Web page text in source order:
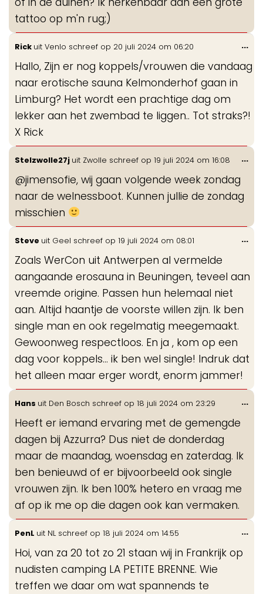
tattoo op m'n rug;)
Rick uit Venlo schreef op 20 juli 2024 om 06:20
Hallo, Zijn er nog koppels/vrouwen die vandaag
naar erotische sauna Kelmonderhof gaan in
Limburg? Het wordt een prachtige dag om
lekker aan het zwembad te liggen.. Tot straks?!
X Rick
...
Stelzwolle27j uit Zwolle schreef op 19 juli 2024 om 16:08
@jimensofie, wij gaan volgende week zondag
naar de welnessboot. Kunnen jullie de zondag
misschien
...
Steve uit Geel schreef op 19 juli 2024 om 08:01
Zoals WerCon uit Antwerpen al vermelde
aangaande erosauna in Beuningen, teveel aan
vreemde origine. Passen hun helemaal niet
aan. Altijd haantje de voorste willen zijn. Ik ben
single man en ook regelmatig meegemaakt.
Gewoonweg respectloos. En ja , kom op een
dag voor koppels… ik ben wel single! Indruk dat
het alleen maar erger wordt, enorm jammer!
...
Hans uit Den Bosch schreef op 18 juli 2024 om 23:29
Heeft er iemand ervaring met de gemengde
dagen bij Azzurra? Dus niet de donderdag
maar de maandag, woensdag en zaterdag. Ik
ben benieuwd of er bijvoorbeeld ook single
vrouwen zijn. Ik ben 100% hetero en vraag me
af op ik me op die dagen ook kan vermaken.
...
PenL uit NL schreef op 18 juli 2024 om 14:55
Hoi, van za 20 tot zo 21 staan wij in Frankrijk op
nudisten camping LA PETITE BRENNE. Wie
treffen we daar om wat spannends te
...